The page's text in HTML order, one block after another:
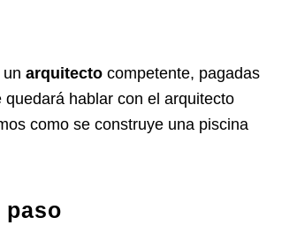
arquitecto competente, pagadas
quedará hablar con el arquitecto
como se construye una piscina
paso